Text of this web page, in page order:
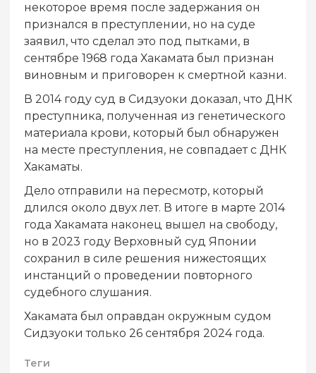
некоторое время после задержания он
признался в преступлении, но на суде
заявил, что сделал это под пытками, в
сентябре 1968 года Хакамата был признан
виновным и приговорен к смертной казни.
В 2014 году суд в Сидзуоки доказал, что ДНК
преступника, полученная из генетического
материала крови, который был обнаружен
на месте преступления, не совпадает с ДНК
Хакаматы.
Дело отправили на пересмотр, который
длился около двух лет. В итоге в марте 2014
года Хакамата наконец вышел на свободу,
но в 2023 году Верховный суд Японии
сохранил в силе решения нижестоящих
инстанций о проведении повторного
судебного слушания.
Хакамата был оправдан окружным судом
Сидзуоки только 26 сентября 2024 года.
Теги